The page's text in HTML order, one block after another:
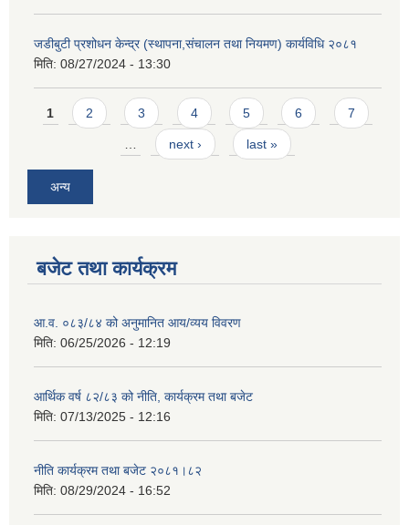
जडीबुटी प्रशोधन केन्द्र (स्थापना,संचालन तथा नियमण) कार्यविधि २०८१
मिति: 08/27/2024 - 13:30
Pages
1 2 3 4 5 6 7
… next › last »
अन्य
बजेट तथा कार्यक्रम
आ.व. ०८३/८४ को अनुमानित आय/व्यय विवरण
मिति: 06/25/2026 - 12:19
आर्थिक वर्ष ८२/८३ को नीति, कार्यक्रम तथा बजेट
मिति: 07/13/2025 - 12:16
नीति कार्यक्रम तथा बजेट २०८१।८२
मिति: 08/29/2024 - 16:52